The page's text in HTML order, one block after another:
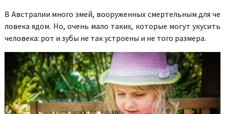
В Австралии много змей, вооруженных смертельным для че
ловека ядом. Но, очень мало таких, которые могут укусить
человека: рот и зубы не так устроены и не того размера.